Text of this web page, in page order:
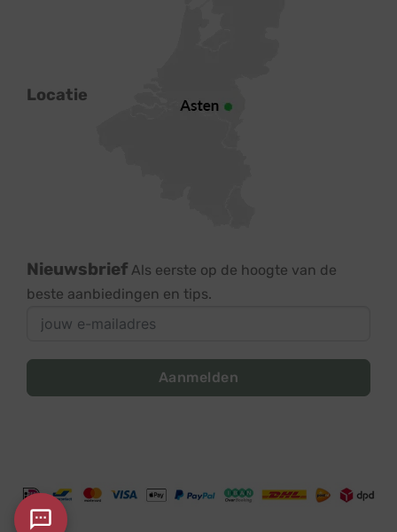
Locatie
Nieuwsbrief Als eerste op de hoogte van de
beste aanbiedingen en tips.
Aanmelden